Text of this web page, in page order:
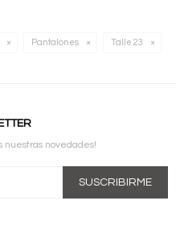
Pantalones Talle 23
nuestras novedades!
SUSCRIBIRME